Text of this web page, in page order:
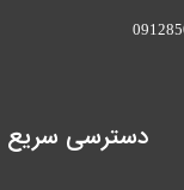
دسترسی سریع